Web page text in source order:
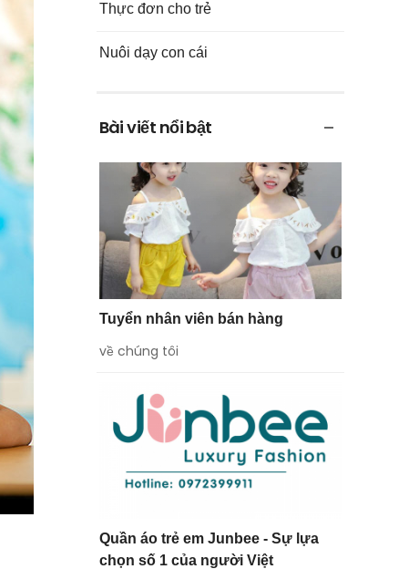
Thực đơn cho trẻ
Nuôi dạy con cái
Bài viết nổi bật
Tuyển nhân viên bán hàng
về chúng tôi
Quần áo trẻ em Junbee - Sự lựa
chọn số 1 của người Việt